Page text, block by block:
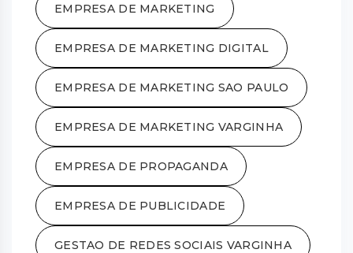
EMPRESA DE MARKETING
EMPRESA DE MARKETING DIGITAL
EMPRESA DE MARKETING SAO PAULO
EMPRESA DE MARKETING VARGINHA
EMPRESA DE PROPAGANDA
EMPRESA DE PUBLICIDADE
GESTAO DE REDES SOCIAIS VARGINHA